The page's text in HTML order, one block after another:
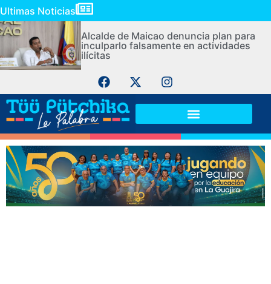
Ultimas Noticias
Alcalde de Maicao denuncia plan para
inculparlo falsamente en actividades
ilícitas